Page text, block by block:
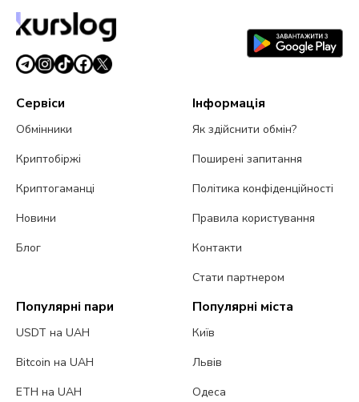
Сервіси
Обмінники
Криптобіржі
Криптогаманці
Новини
Блог
Інформація
Як здійснити обмін?
Поширені запитання
Політика конфіденційності
Правила користування
Контакти
Стати партнером
Популярні пари
USDT на UAH
Bitcoin на UAH
ETH на UAH
Популярні міста
Київ
Львів
Одеса